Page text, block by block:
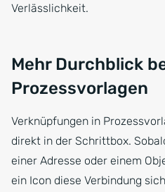
Verlässlichkeit.
Mehr Durchblick
Prozessvorlagen
Verknüpfungen in
direkt in der Schrittbox.
einer Adresse oder einem
ein Icon diese Verbindung